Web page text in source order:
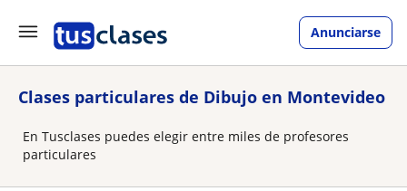
Anunciarse
Clases particulares de Dibujo en Montevideo
En Tusclases puedes elegir entre miles de profesores
particulares